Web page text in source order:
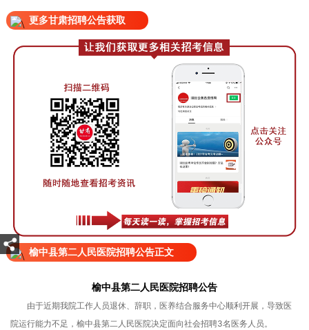
更多甘肃招聘公告获取
榆中县第二人民医院招聘公告正文
榆中县第二人民医院招聘公告
由于近期我院工作人员退休、辞职，医养结合服务中心顺利开展，导致医
院运行能力不足，榆中县第二人民医院决定面向社会招聘3名医务人员。